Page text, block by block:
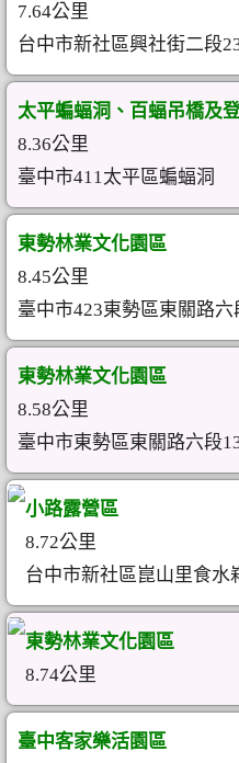
7.64公里
台中市新社區興社街二段
太平蝙蝠洞、百蝠吊橋及
8.36公里
臺中市411太平區蝙蝠洞
東勢林業文化園區
8.45公里
臺中市423東勢區東關路六
東勢林業文化園區
8.58公里
臺中市東勢區東關路六段
小路露營區
8.72公里
台中市新社區崑山里食水
東勢林業文化園區
8.74公里
臺中客家樂活園區